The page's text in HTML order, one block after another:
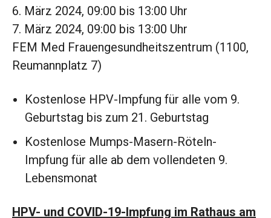
6. März 2024, 09:00 bis 13:00 Uhr
7. März 2024, 09:00 bis 13:00 Uhr
FEM Med Frauengesundheitszentrum (1100,
Reumannplatz 7)
Kostenlose HPV-Impfung für alle vom 9.
Geburtstag bis zum 21. Geburtstag
Kostenlose Mumps-Masern-Röteln-
Impfung für alle ab dem vollendeten 9.
Lebensmonat
HPV- und COVID-19-Impfung im Rathaus am